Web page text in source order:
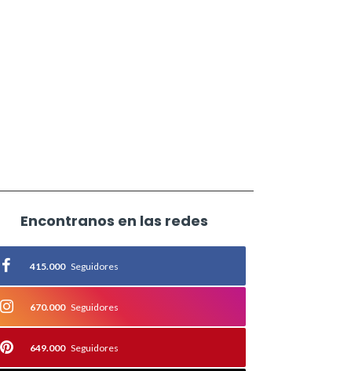
Encontranos en las redes
415.000 Seguidores
670.000 Seguidores
649.000 Seguidores